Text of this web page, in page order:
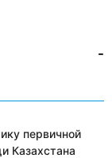
-
первичной
Казахстана